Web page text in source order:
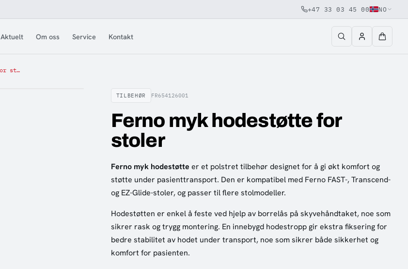
+47 33 03 45 00 NO
Aktuelt Om oss Service Kontakt
Ferno myk hodestøtte for stoler
TILBEHØR FR654126001
Ferno myk hodestøtte for
stoler
Ferno myk hodestøtte er et polstret tilbehør designet for å gi økt komfort og
støtte under pasienttransport. Den er kompatibel med Ferno FAST-, Transcend-
og EZ-Glide-stoler, og passer til flere stolmodeller.
Hodestøtten er enkel å feste ved hjelp av borrelås på skyvehåndtaket, noe som
sikrer rask og trygg montering. En innebygd hodestropp gir ekstra fiksering for
bedre stabilitet av hodet under transport, noe som sikrer både sikkerhet og
komfort for pasienten.